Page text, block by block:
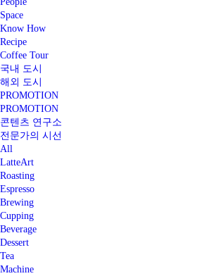
Space
Know How
Recipe
Coffee Tour
국내 도시
해외 도시
PROMOTION
PROMOTION
콘텐츠 연구소
전문가의 시선
All
LatteArt
Roasting
Espresso
Brewing
Cupping
Beverage
Dessert
Tea
Machine